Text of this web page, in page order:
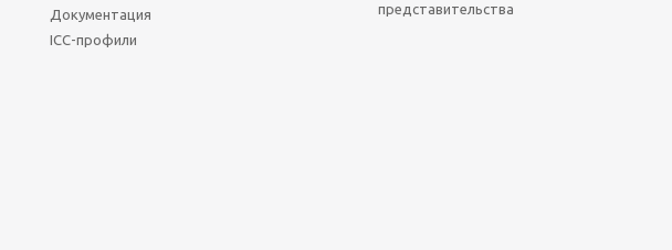
Документация
ICC-профили
представительства